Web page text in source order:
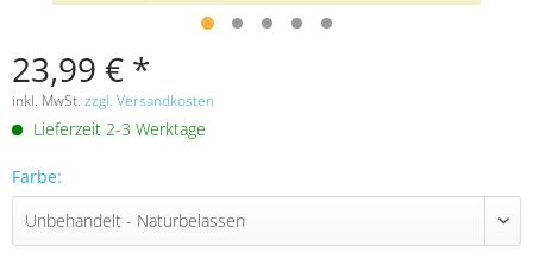
23,99 € *
inkl. MwSt. zzgl. Versandkosten
Lieferzeit 2-3 Werktage
Farbe: